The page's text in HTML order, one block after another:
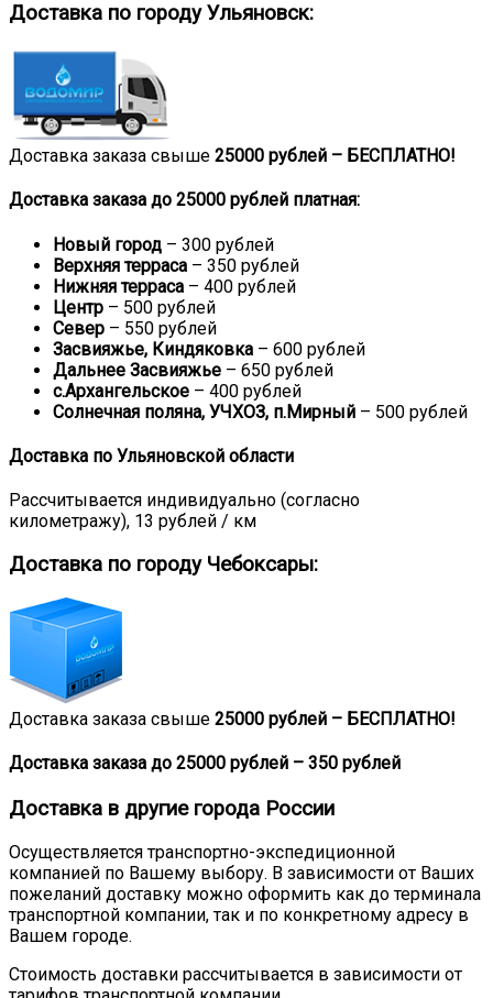
Доставка по городу Ульяновск:
Доставка заказа свыше 25000 рублей – БЕСПЛАТНО!
Доставка заказа до 25000 рублей платная:
Новый город – 300 рублей
Верхняя терраса – 350 рублей
Нижняя терраса – 400 рублей
Центр – 500 рублей
Север – 550 рублей
Засвияжье, Киндяковка – 600 рублей
Дальнее Засвияжье – 650 рублей
с.Архангельское – 400 рублей
Солнечная поляна, УЧХОЗ, п.Мирный – 500 рублей
Доставка по Ульяновской области
Рассчитывается индивидуально (согласно
километражу), 13 рублей / км
Доставка по городу Чебоксары:
Доставка заказа свыше 25000 рублей – БЕСПЛАТНО!
Доставка заказа до 25000 рублей – 350 рублей
Доставка в другие города России
Осуществляется транспортно-экспедиционной
компанией по Вашему выбору. В зависимости от Ваших
пожеланий доставку можно оформить как до терминала
транспортной компании, так и по конкретному адресу в
Вашем городе.
Стоимость доставки рассчитывается в зависимости от